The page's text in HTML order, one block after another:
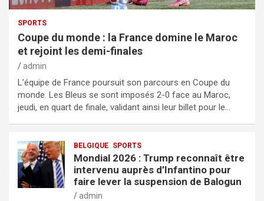
SPORTS
Coupe du monde : la France domine le Maroc
et rejoint les demi-finales
admin
L’équipe de France poursuit son parcours en Coupe du
monde. Les Bleus se sont imposés 2-0 face au Maroc,
jeudi, en quart de finale, validant ainsi leur billet pour le…
BELGIQUE SPORTS
Mondial 2026 : Trump reconnaît être
intervenu auprès d’Infantino pour
faire lever la suspension de Balogun
admin